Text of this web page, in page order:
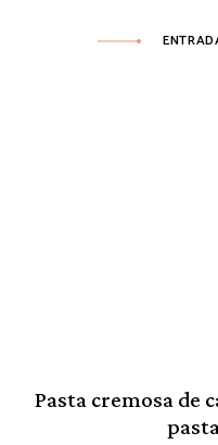
Pasta cremosa de